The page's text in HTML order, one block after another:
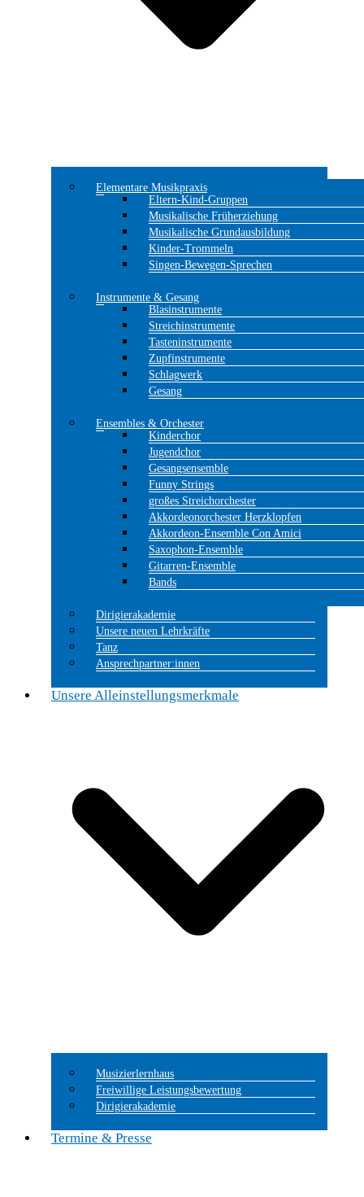
Elementare Musikpraxis
Eltern-Kind-Gruppen
Musikalische Früherziehung
Musikalische Grundausbildung
Kinder-Trommeln
Singen-Bewegen-Sprechen
Instrumente & Gesang
Blasinstrumente
Streichinstrumente
Tasteninstrumente
Zupfinstrumente
Schlagwerk
Gesang
Ensembles & Orchester
Kinderchor
Jugendchor
Gesangsensemble
Funny Strings
großes Streichorchester
Akkordeonorchester Herzklopfen
Akkordeon-Ensemble Con Amici
Saxophon-Ensemble
Gitarren-Ensemble
Bands
Dirigierakademie
Unsere neuen Lehrkräfte
Tanz
Ansprechpartner:innen
Unsere Alleinstellungsmerkmale
Musizierlernhaus
Freiwillige Leistungsbewertung
Dirigierakademie
Termine & Presse